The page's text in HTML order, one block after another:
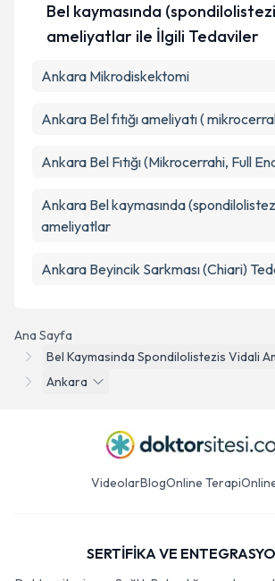
Ana Sayfa
Bel Kaymasinda Spondilolistezis Vidali
Ankara
Bel kaymasında
ameliyatlar ile İlgili Tedaviler
Ankara Mikrodiskektomi
Ankara Bel fıtığı ameliyatı (
Ankara Bel Fıtığı (Mikrocerrahi, Full
Ankara Bel kaymasında
ameliyatlar
Ankara Beyincik Sarkması (Chiari)
VideolarBlogOnline Terapi
SERTİFİKA VE